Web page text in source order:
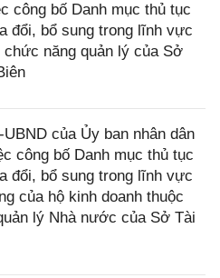
công bố Danh mục thủ tục
đổi, bổ sung trong lĩnh vực
năng quản lý của Sở
của Ủy ban nhân dân
công bố Danh mục thủ tục
đổi, bổ sung trong lĩnh vực
của hộ kinh doanh thuộc
lý Nhà nước của Sở Tài